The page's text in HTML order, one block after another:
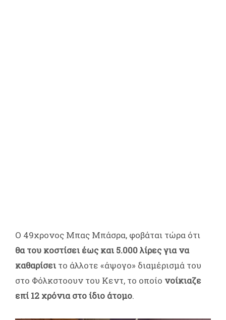
Ο 49χρονος Μπας Μπάσρα, φοβάται τώρα ότι
θα του κοστίσει έως και 5.000 λίρες για να
καθαρίσει το άλλοτε «άψογο» διαμέρισμά του
στο Φόλκστοουν του Κεντ, το οποίο νοίκιαζε
επί 12 χρόνια στο ίδιο άτομο.